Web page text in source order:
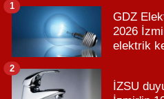
GDZ
2026
elektrik
1
İZSU
2